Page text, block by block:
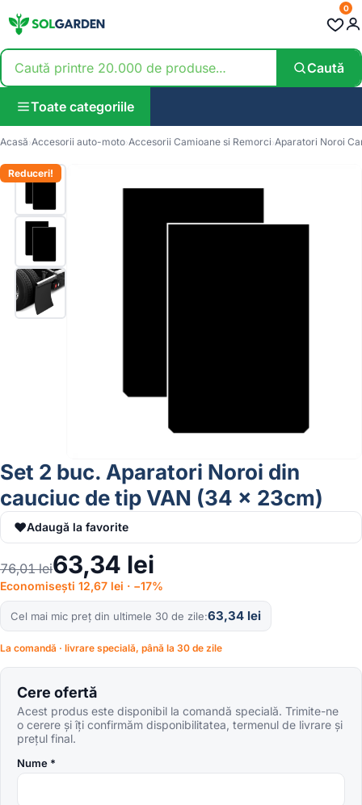
Caută
0
Toate categoriile
Acasă Accesorii auto-moto Accesorii Camioane si Remorci Aparatori Noroi
Reduceri!
Set 2 buc. Aparatori Noroi din
cauciuc de tip VAN (34 x 23cm)
♥Adaugă la favorite
76,01lei63,34 lei
Economisești 12,67 lei · −17%
Cel mai mic preț din ultimele 30 de zile 63,34 lei
La comandă · livrare specială, până la 30 de zile
Cere ofertă
Acest produs este disponibil la comandă specială. Trimite-ne
o cerere și îți confirmăm disponibilitatea, termenul de livrare și
prețul final.
Nume *